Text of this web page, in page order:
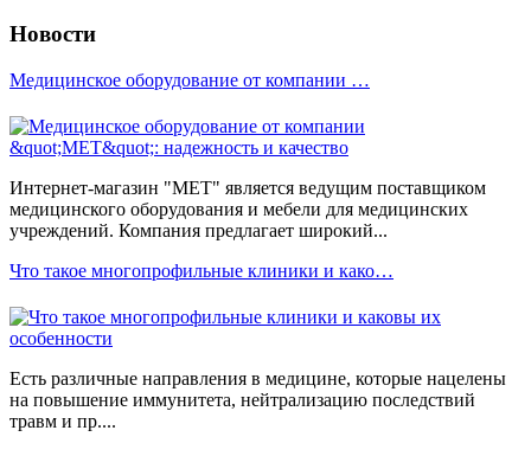
Новости
Медицинское оборудование от компании …
Интернет-магазин "МЕТ" является ведущим поставщиком
медицинского оборудования и мебели для медицинских
учреждений. Компания предлагает широкий...
Что такое многопрофильные клиники и како…
Есть различные направления в медицине, которые нацелены
на повышение иммунитета, нейтрализацию последствий
травм и пр....